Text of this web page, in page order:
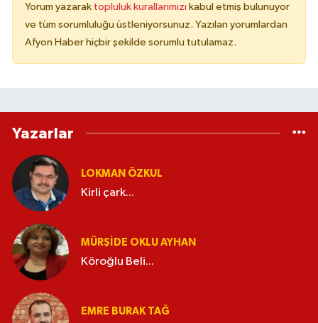
Yorum yazarak topluluk kurallarımızı kabul etmiş bulunuyor
ve tüm sorumluluğu üstleniyorsunuz. Yazılan yorumlardan
Afyon Haber hiçbir şekilde sorumlu tutulamaz.
Yazarlar
LOKMAN ÖZKUL
Kirli çark...
MÜRŞIDE OKLU AYHAN
Köroğlu Beli...
EMRE BURAK TAĞ